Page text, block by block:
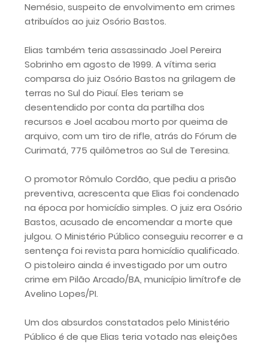
Nemésio, suspeito de envolvimento em crimes
atribuídos ao juiz Osório Bastos.
Elias também teria assassinado Joel Pereira
Sobrinho em agosto de 1999. A vítima seria
comparsa do juiz Osório Bastos na grilagem de
terras no Sul do Piauí. Eles teriam se
desentendido por conta da partilha dos
recursos e Joel acabou morto por queima de
arquivo, com um tiro de rifle, atrás do Fórum de
Curimatá, 775 quilômetros ao Sul de Teresina.
O promotor Rômulo Cordão, que pediu a prisão
preventiva, acrescenta que Elias foi condenado
na época por homicídio simples. O juiz era Osório
Bastos, acusado de encomendar a morte que
julgou. O Ministério Público conseguiu recorrer e a
sentença foi revista para homicídio qualificado.
O pistoleiro ainda é investigado por um outro
crime em Pilão Arcado/BA, município limítrofe de
Avelino Lopes/PI.
Um dos absurdos constatados pelo Ministério
Público é de que Elias teria votado nas eleições